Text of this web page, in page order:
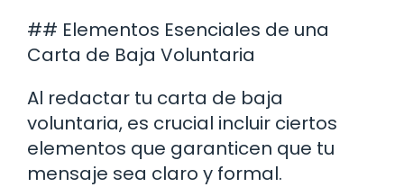
## Elementos Esenciales de una
Carta de Baja Voluntaria
Al redactar tu carta de baja
voluntaria, es crucial incluir ciertos
elementos que garanticen que tu
mensaje sea claro y formal.